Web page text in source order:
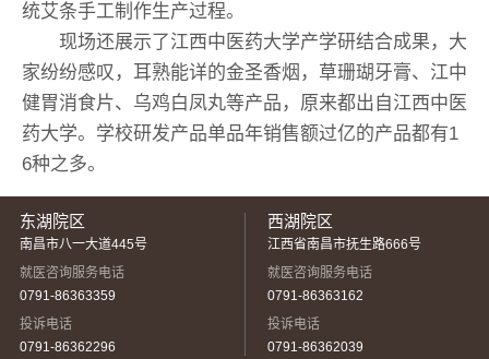
统艾条手工制作生产过程。
现场还展示了江西中医药大学产学研结合成果，大
家纷纷感叹，耳熟能详的金圣香烟，草珊瑚牙膏、江中
健胃消食片、乌鸡白凤丸等产品，原来都出自江西中医
药大学。学校研发产品单品年销售额过亿的产品都有1
6种之多。
东湖院区
南昌市八一大道445号
就医咨询服务电话
0791-86363359
投诉电话
0791-86362296
西湖院区
江西省南昌市抚生路666号
就医咨询服务电话
0791-86363162
投诉电话
0791-86362039